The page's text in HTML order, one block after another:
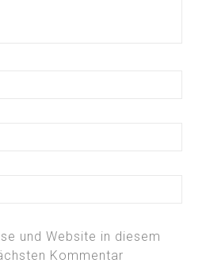
und Website in diesem
Kommentar